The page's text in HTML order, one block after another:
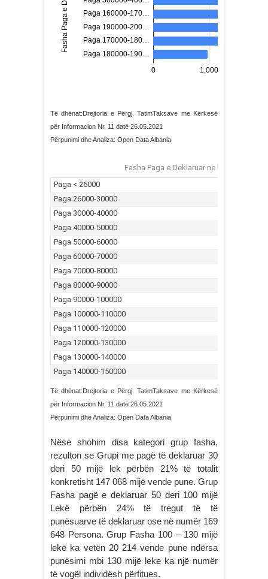
Të dhënat:Drejtoria e Përgj. TatimTaksave me Kërkesë
për Informacion Nr. 11 datë 26.05.2021
Përpunimi dhe Analiza: Open Data Albania
Të dhënat:Drejtoria e Përgj. TatimTaksave me Kërkesë
për Informacion Nr. 11 datë 26.05.2021
Përpunimi dhe Analiza: Open Data Albania
Nëse shohim disa kategori grup fasha,
rezulton se Grupi me pagë të deklaruar 30
deri 50 mijë lek përbën 21% të totalit
konkretisht 147 068 mijë vende pune. Grup
Fasha pagë e deklaruar 50 deri 100 mijë
Lekë përbën 24% të tregut të të
punësuarve të deklaruar ose në numër 169
648 Persona. Grup Fasha 100 – 130 mijë
lekë ka vetën 20 214 vende pune ndërsa
punësimi mbi 130 mijë leke ka një numër
të vogël individësh përfitues.